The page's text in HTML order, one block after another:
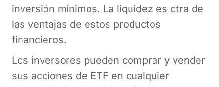
inversión mínimos. La liquidez es otra de
las ventajas de estos productos
financieros.
Los inversores pueden comprar y vender
sus acciones de ETF en cualquier